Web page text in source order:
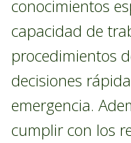
conocimientos
capacidad de
procedimientos
decisiones
emergencia.
cumplir con los